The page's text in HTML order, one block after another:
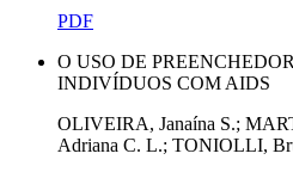
PDF
O USO DE
INDIVÍDUOS COM AIDS
OLIVEIRA, Janaína S.;
Adriana C. L.; TONIOLLI,